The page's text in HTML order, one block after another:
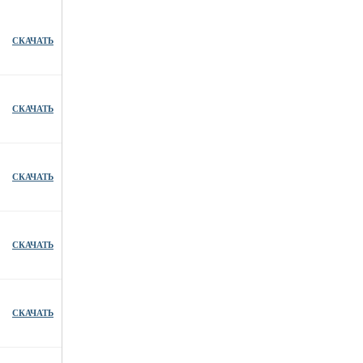
СКАЧАТЬ
СКАЧАТЬ
СКАЧАТЬ
СКАЧАТЬ
СКАЧАТЬ